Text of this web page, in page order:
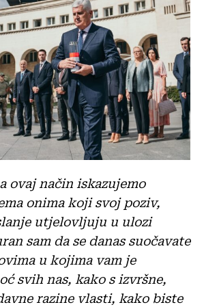
ovaj način iskazujemo
onima koji svoj poziv,
utjelovljuju u ulozi
sam da se danas suočavate
u kojima vam je
svih nas, kako s izvršne,
razine vlasti, kako biste